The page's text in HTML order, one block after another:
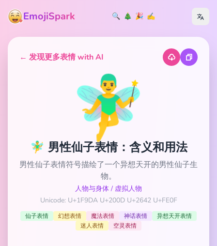
EmojiSpark 🔍 🎄 🎉 ✍️
← 发现更多表情 with AI
🧚‍♂️
🧚‍♂️ 男性仙子表情：含义和用法
男性仙子表情符号描绘了一个异想天开的男性仙子生
物。
人物与身体 / 虚拟人物
Unicode: U+1F9DA U+200D U+2642 U+FE0F
仙子表情 幻想表情 魔法表情 神话表情
异想天开表情
迷人表情
空灵表情